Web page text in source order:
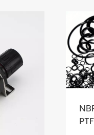
PTFE? Ako si